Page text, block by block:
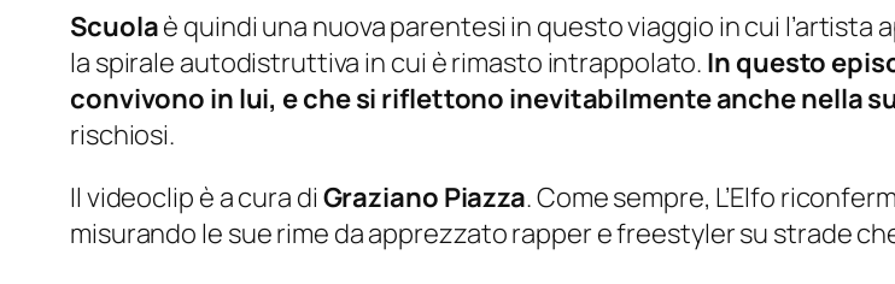
Scuolaè quindi una nuova parentesi in questo viaggio in cui
la spirale autodistruttiva in cui è rimasto intrappolato. In questo
convivono in lui, e che si riflettono inevitabilmente anche nella
rischiosi.
Il videoclip è a cura di Graziano Piazza. Come sempre, L’Elfo
misurando le sue rime da apprezzato rapper e freestyler su strade